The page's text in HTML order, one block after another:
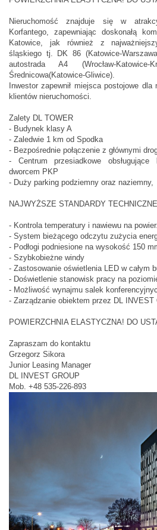
Nieruchomość znajduje się w
Korfantego, zapewniając doskonałą
Katowice, jak również z
śląskiego tj. DK 86 (Katowice-
autostrada A4 (Wrocław-
Średnicowa(Katowice-Gliwice).
Inwestor zapewnił miejsca postojowe
klientów nieruchomości.
Zalety DL TOWER
- Budynek klasy A
- Zaledwie 1 km od Spodka
- Bezpośrednie połączenie z głównymi
- Centrum przesiadkowe obsługujące
dworcem PKP
- Duży parking podziemny oraz naziemny,
NAJWYŻSZE STANDARDY
- Kontrola temperatury i nawiewu na
- System bieżącego odczytu zużycia
- Podłogi podniesione na wysokość 150
- Szybkobieżne windy
- Zastosowanie oświetlenia LED w całym
- Doświetlenie stanowisk pracy na
- Możliwość wynajmu salek
- Zarządzanie obiektem przez DL INVEST
POWIERZCHNIA ELASTYCZNA! DO
Zapraszam do kontaktu
Grzegorz Sikora
Junior Leasing Manager
DL INVEST GROUP
Mob. +48 535-226-893